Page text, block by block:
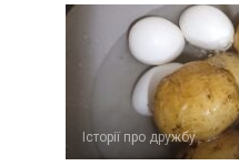
Історії про дружбу